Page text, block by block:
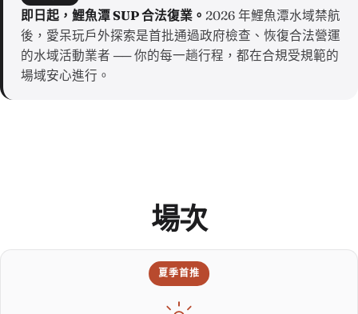
即日起，鯉魚潭 SUP 合法復業。 2026 年鯉魚潭水域禁航
後，愛呆玩戶外探索是首批通過政府檢查、恢復合法營運
的水域活動業者 ── 你的每一趟行程，都在合規受規範的
場域安心進行。
場次
夏季首推